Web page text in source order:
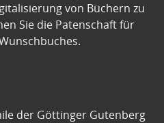
von Büchern zu
Sie die Patenschaft für
der Göttinger Gutenberg